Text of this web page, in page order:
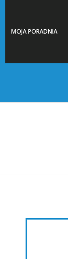
MOJA PORADNIA